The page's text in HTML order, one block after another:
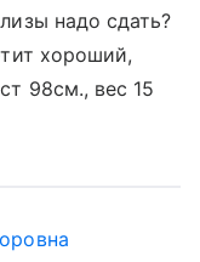
надо сдать?
хороший,
98см., вес 15